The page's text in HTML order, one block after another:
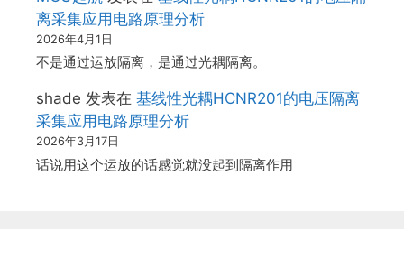
离采集应用电路原理分析
2026年4月1日
不是通过运放隔离，是通过光耦隔离。
shade 发表在 基线性光耦HCNR201的电压隔离
采集应用电路原理分析
2026年3月17日
话说用这个运放的话感觉就没起到隔离作用